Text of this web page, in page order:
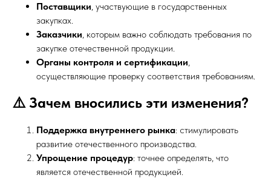
Поставщики, участвующие в государственных
закупках.
Заказчики, которым важно соблюдать требования по
закупке отечественной продукции.
Органы контроля и сертификации,
осуществляющие проверку соответствия требованиям.
⚠️ Зачем вносились эти изменения?
Поддержка внутреннего рынка: стимулировать
развитие отечественного производства.
Упрощение процедур: точнее определять, что
является отечественной продукцией.